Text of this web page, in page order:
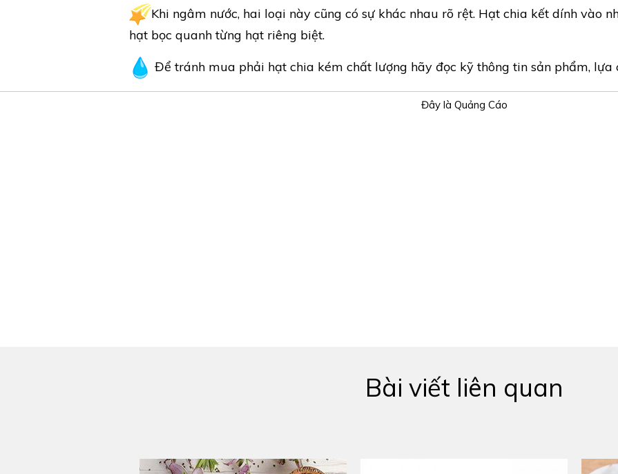
Khi ngâm nước, hai loại này cũng có sự khác nhau rõ rệt. Hạt chia kết dính vào
hạt bọc quanh từng hạt riêng biệt.
Để tránh mua phải hạt chia kém chất lượng hãy đọc kỹ thông tin sản phẩm, lựa
Đây là Quảng Cáo
Bài viết liên quan